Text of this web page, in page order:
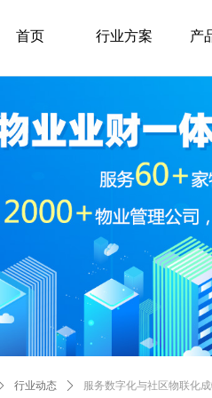
首页 行业方案 产
行业动态 ꄲ 服务数字化与社区物联化